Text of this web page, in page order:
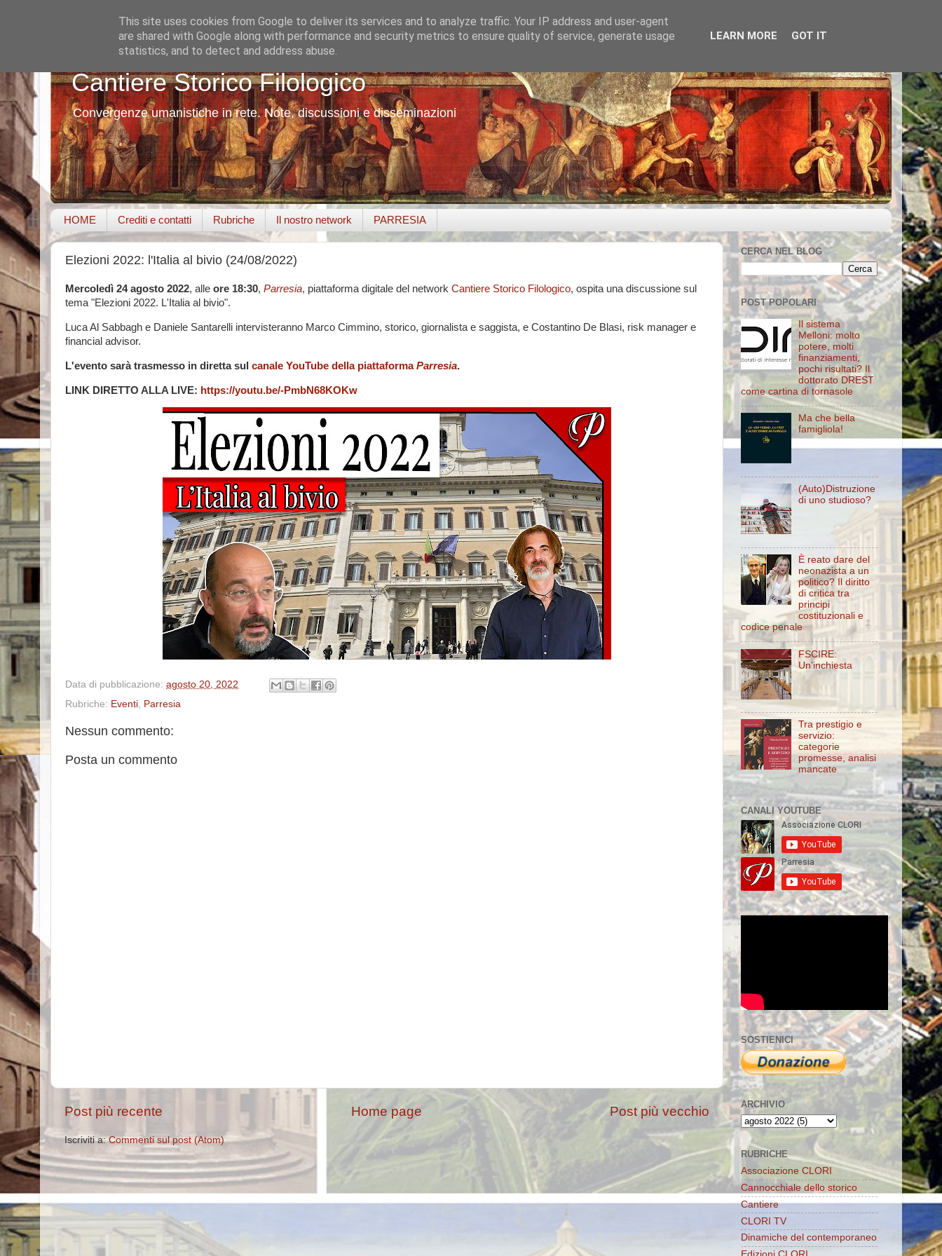
Cantiere Storico Filologico
Convergenze umanistiche in rete. Note, discussioni e disseminazioni
HOME Crediti e contatti Rubriche Il nostro network PARRESIA
Elezioni 2022: l'Italia al bivio (24/08/2022)
Mercoledì 24 agosto 2022, alle ore 18:30, Parresia, piattaforma digitale del network Cantiere Storico Filologico, ospita una discussione sul
tema "Elezioni 2022. L'Italia al bivio".
Luca Al Sabbagh e Daniele Santarelli intervisteranno Marco Cimmino, storico, giornalista e saggista, e Costantino De Blasi, risk manager e
financial advisor.
L'evento sarà trasmesso in diretta sul canale YouTube della piattaformaParresia.
LINK DIRETTO ALLA LIVE: https://youtu.be/-PmbN68KOKw
Data di pubblicazione: agosto 20, 2022
Rubriche: Eventi Parresia
Nessun commento:
Posta un commento
Post più recente Post più vecchio
Home page
Iscriviti a:Commenti sul post (Atom)
CERCA NEL BLOG
POST POPOLARI
Il sistema
Melloni: molto
potere, molti
finanziamenti,
pochi risultati? Il
dottorato DREST
come cartina di tornasole
Ma che bella
famigliola!
(Auto)Distruzione
di uno studioso?
È reato dare del
neonazista a un
politico? Il diritto
di critica tra
principi
costituzionali e
codice penale
FSCIRE:
Un’inchiesta
Tra prestigio e
servizio:
categorie
promesse, analisi
mancate
CANALI YOUTUBE
SOSTIENICI
ARCHIVIO
RUBRICHE
Associazione CLORI
Cannocchiale dello storico
Cantiere
CLORI TV
Dinamiche del contemporaneo
This site uses cookies from Google to deliver its services and to analyze traffic. Your IP address and user-agent
are shared with Google along with performance and security metrics to ensure quality of service, generate usage
statistics, and to detect and address abuse.
LEARN MORE GOT IT